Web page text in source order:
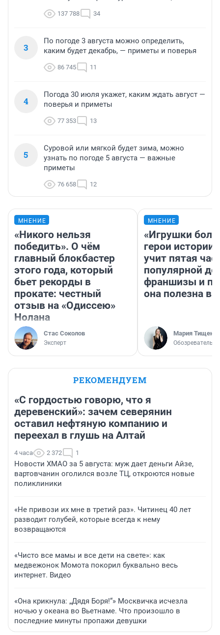
137 788 34
3
По погоде 3 августа можно определить,
каким будет декабрь, — приметы и поверья
86 745 11
4
Погода 30 июля укажет, каким ждать август —
поверья и приметы
77 353 13
5
Суровой или мягкой будет зима, можно
узнать по погоде 5 августа — важные
приметы
76 658 12
МНЕНИЕ
«Никого нельзя
победить». О чём
главный блокбастер
этого года, который
бьет рекорды в
прокате: честный
отзыв на «Одиссею»
Нолана
Стас Соколов
Эксперт
МНЕНИЕ
«Игрушки
герои
учит пятая
популярной
франшизы и
она полезна
Мария Тищенко
Обозреватель
РЕКОМЕНДУЕМ
«С гордостью говорю, что я
деревенский»: зачем северянин
оставил нефтяную компанию и
переехал в глушь на Алтай
4 часа 2 372 1
Новости ХМАО за 5 августа: муж дает деньги Айзе,
вартовчанин оголился возле ТЦ, откроются новые
поликлиники
«Не привози их мне в третий раз». Читинец 40 лет
разводит голубей, которые всегда к нему
возвращаются
«Чисто все мамы и все дети на свете»: как
медвежонок Момота покорил буквально весь
интернет. Видео
«Она крикнула: „Дядя Боря!“» Москвичка исчезла
ночью у океана во Вьетнаме. Что произошло в
последние минуты пропажи девушки